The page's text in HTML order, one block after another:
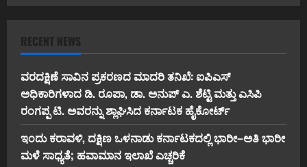
RECENT NEWS
ವರದಕ್ಷಿಣೆ ಸಾವಿನ ಪ್ರಕರಣದ ಮಾದರಿ ತನಿಖೆ: ಐಪಿಎಸ್
ಅಧಿಕಾರಿಗಳಾದ ಡಿ. ರೂಪಾ, ಡಾ. ಅನುಪ್ ಎ. ಶೆಟ್ಟಿ ಮತ್ತು ಎಸಿಪಿ
ರಂಗಪ್ಪ ಟಿ. ಅವರನ್ನು ಶ್ಲಾಘಿಸಿದ ಕರ್ನಾಟಕ ಹೈಕೋರ್ಟ್
ಇಂದು ಕರಾವಳಿ, ದಕ್ಷಿಣ ಒಳನಾಡು ಕರ್ನಾಟಕದಲ್ಲಿ ಭಾರೀ–ಅತಿ ಭಾರೀ
ಮಳೆ ಸಾಧ್ಯತೆ; ಹವಾಮಾನ ಇಲಾಖೆ ಎಚ್ಚರಿಕೆ